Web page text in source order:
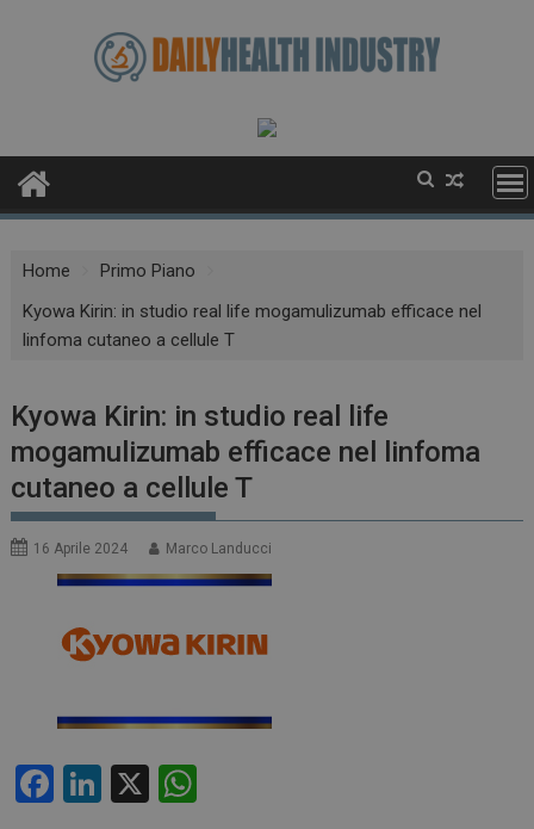
Home
Primo Piano
Kyowa Kirin: in studio real life mogamulizumab efficace nel
linfoma cutaneo a cellule T
Kyowa Kirin: in studio real life
mogamulizumab efficace nel linfoma
cutaneo a cellule T
16 Aprile 2024 Marco Landucci
F
Li X